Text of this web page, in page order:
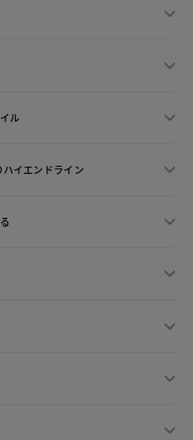
ル
ハイエンドライン